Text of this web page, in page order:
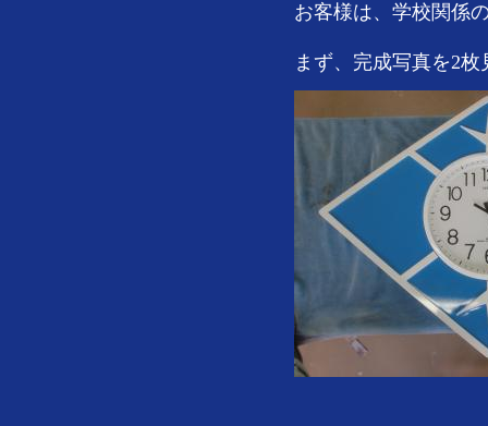
お客様は、学校関係
まず、完成写真を2枚